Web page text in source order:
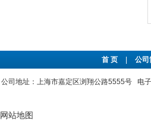
首 页 公司
公司地址：上海市嘉定区浏翔公路5555号 电
网站地图